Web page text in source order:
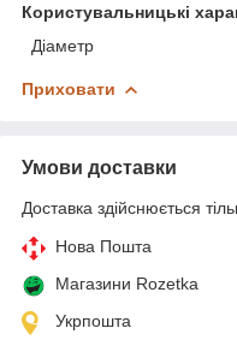
Користувальницькі
Діаметр
Приховати
Умови доставки
Доставка здійснюється
Нова Пошта
Магазини Rozetka
Укрпошта